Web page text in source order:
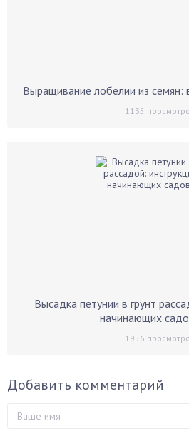
Выращивание лобелии из семян:
1135
Высадка петунии в грунт
начинающих
1956
Добавить комментарий